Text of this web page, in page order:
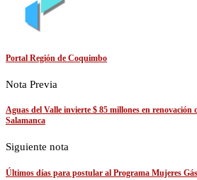
Portal Región de Coquimbo
Nota Previa
Aguas del Valle invierte $ 85 millones en renovación
Salamanca
Siguiente nota
Últimos días para postular al Programa Mujeres